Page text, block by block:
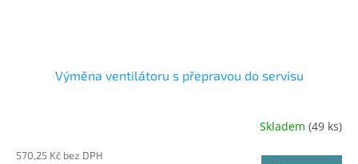
Výměna ventilátoru s přepravou do servisu
Skladem (49 ks)
570,25 Kč bez DPH